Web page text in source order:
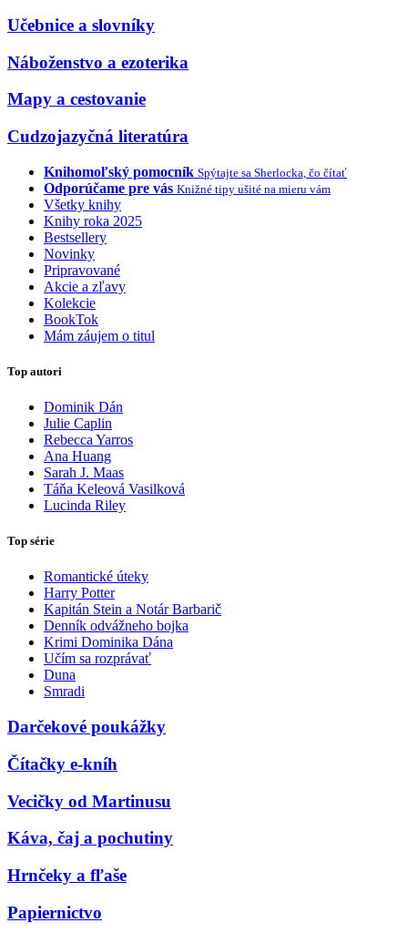
Učebnice a slovníky
Náboženstvo a ezoterika
Mapy a cestovanie
Cudzojazyčná literatúra
Knihomoľský pomocník Spýtajte sa Sherlocka, čo čítať
Odporúčame pre vás Knižné tipy ušité na mieru vám
Všetky knihy
Knihy roka 2025
Bestsellery
Novinky
Pripravované
Akcie a zľavy
Kolekcie
BookTok
Mám záujem o titul
Top autori
Dominik Dán
Julie Caplin
Rebecca Yarros
Ana Huang
Sarah J. Maas
Táňa Keleová Vasilková
Lucinda Riley
Top série
Romantické úteky
Harry Potter
Kapitán Stein a Notár Barbarič
Denník odvážneho bojka
Krimi Dominika Dána
Učím sa rozprávať
Duna
Smradi
Darčekové poukážky
Čítačky e-kníh
Vecičky od Martinusu
Káva, čaj a pochutiny
Hrnčeky a fľaše
Papiernictvo